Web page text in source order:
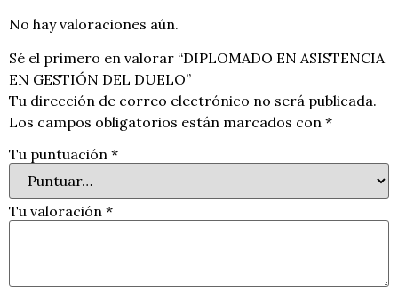
No hay valoraciones aún.
Sé el primero en valorar “DIPLOMADO EN ASISTENCIA
EN GESTIÓN DEL DUELO”
Tu dirección de correo electrónico no será publicada.
Los campos obligatorios están marcados con *
Tu puntuación *
Tu valoración *